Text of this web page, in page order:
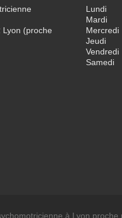
(proche
Lundi
Mardi
Mercredi
Jeudi
Vendredi
Samedi
à Lyon